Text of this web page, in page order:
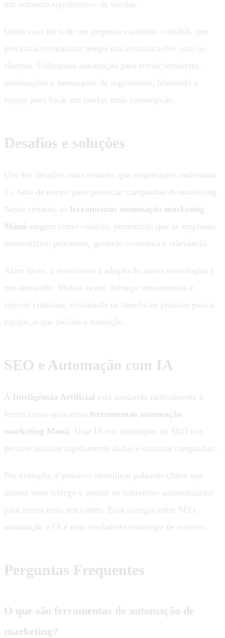
um aumento significativo de vendas.
Outro caso foi o de um pequeno escritório contábil, que
precisava economizar tempo nas comunicações com os
clientes. Utilizamos automação para enviar lembretes,
atualizações e mensagens de seguimento, liberando a
equipe para focar em tarefas mais estratégicas.
Desafios e soluções
Um dos desafios mais comuns que empresários enfrentam
é a falta de tempo para gerenciar campanhas de marketing.
Nesse cenário, as ferramentas automação marketing
Mauá surgem como solução, permitindo que as empresas
automatizem processos, gerando economia e relevância.
Além disso, a resistência à adoção de novas tecnologias é
um obstáculo. Muitas vezes, forneço treinamentos e
suporte contínuo, mostrando os benefícios práticos para a
equipe, o que facilita a transição.
SEO e Automação com IA
A Inteligência Artificial está mudando radicalmente a
forma como aplicamos ferramentas automação
marketing Mauá. Usar IA em estratégias de SEO nos
permite analisar rapidamente dados e otimizar campanhas.
Por exemplo, é possível identificar palavras-chave que
atraem mais tráfego e ajustar os conteúdos automatizados
para serem mais relevantes. Essa sinergia entre SEO,
automação e IA é uma verdadeira estratégia de sucesso.
Perguntas Frequentes
O que são ferramentas de automação de
marketing?